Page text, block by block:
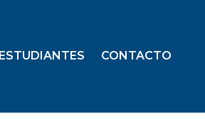
ESTUDIANTES CONTACTO